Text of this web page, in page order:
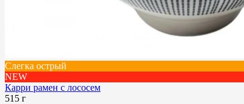
Слегка острый
NEW
Карри рамен с лососем
515 г